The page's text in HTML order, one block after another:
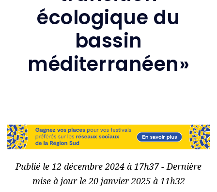
écologique du
bassin
méditerranéen»
Publié le 12 décembre 2024 à 17h37 - Dernière
mise à jour le 20 janvier 2025 à 11h32